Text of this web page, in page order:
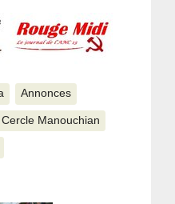
Annonces
Cercle Manouchian